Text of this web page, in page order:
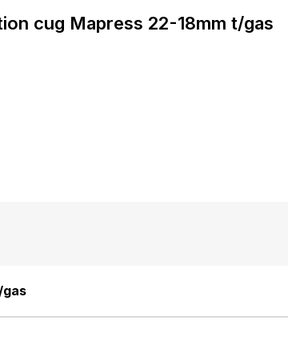
cug Mapress 22-18mm t/gas
gas